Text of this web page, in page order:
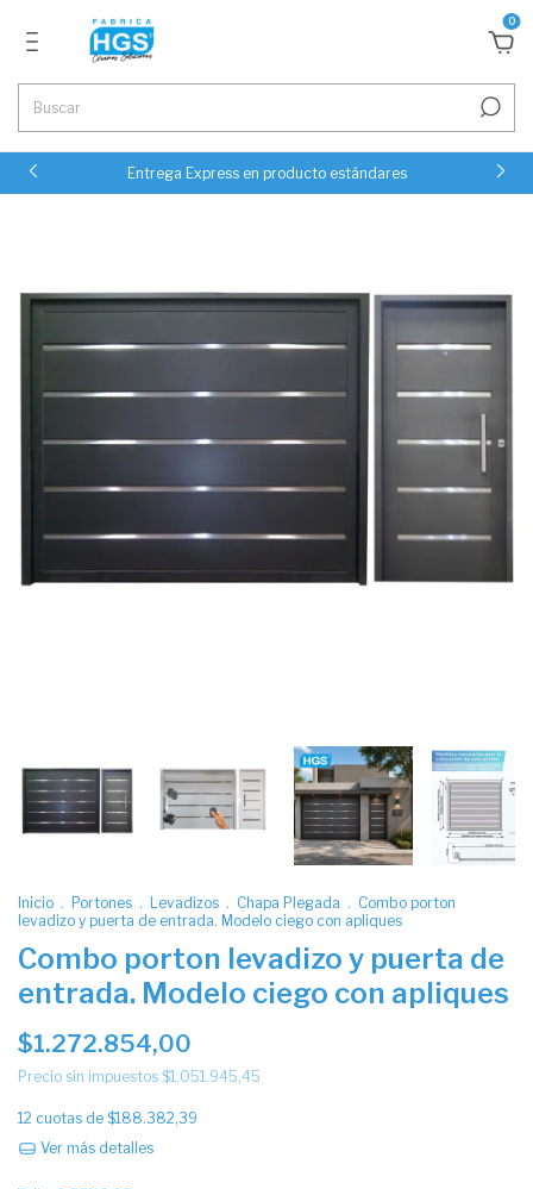
0
Entrega Express en producto estándares
Inicio . Portones . Levadizos . Chapa Plegada . Combo porton
levadizo y puerta de entrada. Modelo ciego con apliques
Combo porton levadizo y puerta de
entrada. Modelo ciego con apliques
$1.272.854,00
Precio sin impuestos $1.051.945,45
12 cuotas de $188.382,39
Ver más detalles